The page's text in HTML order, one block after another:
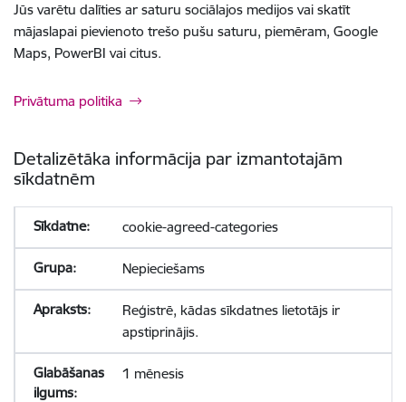
Jūs varētu dalīties ar saturu sociālajos medijos vai skatīt
mājaslapai pievienoto trešo pušu saturu, piemēram, Google
Maps, PowerBI vai citus.
Privātuma politika
Detalizētāka informācija par izmantotajām
sīkdatnēm
cookie-agreed-categories
Nepieciešams
Reģistrē, kādas sīkdatnes lietotājs ir
apstiprinājis.
1 mēnesis